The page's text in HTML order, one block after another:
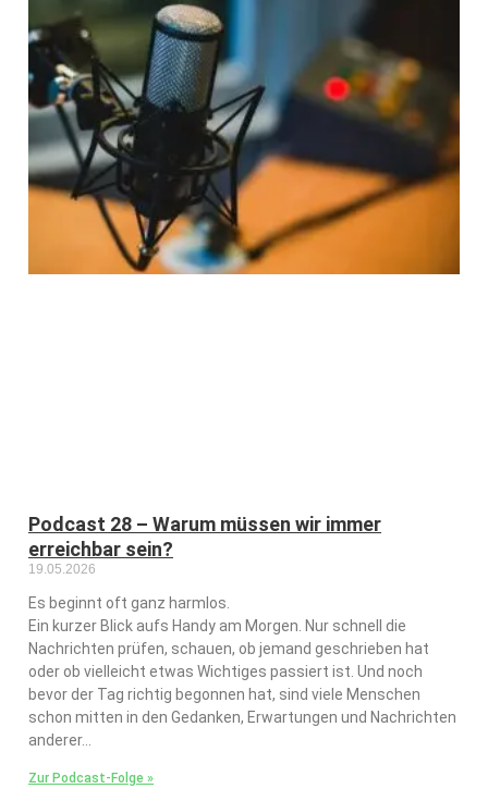
Podcast 28 – Warum müssen wir immer
erreichbar sein?
19.05.2026
Es beginnt oft ganz harmlos.
Ein kurzer Blick aufs Handy am Morgen. Nur schnell die
Nachrichten prüfen, schauen, ob jemand geschrieben hat
oder ob vielleicht etwas Wichtiges passiert ist. Und noch
bevor der Tag richtig begonnen hat, sind viele Menschen
schon mitten in den Gedanken, Erwartungen und Nachrichten
anderer…
Zur Podcast-Folge »